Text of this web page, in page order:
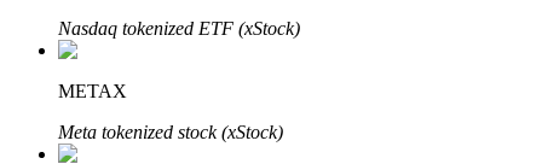
พันธมิตร Bitrue
มากถึง 65% คอมมิชชั่น!
Nasdaq tokenized ETF (xStock)
METAX
Meta tokenized stock (xStock)